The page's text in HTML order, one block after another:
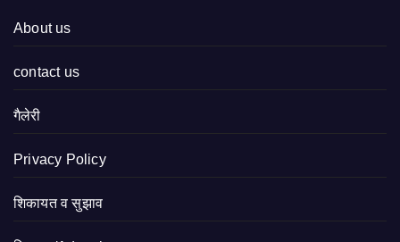
About us
contact us
गैलेरी
Privacy Policy
शिकायत व सुझाव